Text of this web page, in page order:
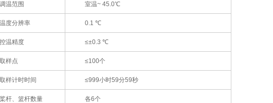
调温范围 室温~ 45.0℃
温度分辨率 0.1 ℃
控温精度 ≤±0.3 ℃
取样点 ≤100个
取样计时时间 ≤999小时59分59秒
桨杆、篮杆数量 各6个